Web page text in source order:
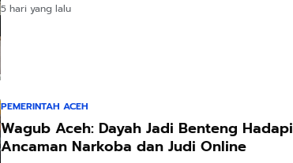
5 hari yang lalu
PEMERINTAH ACEH
Wagub Aceh: Dayah Jadi Benteng Hadapi
Ancaman Narkoba dan Judi Online